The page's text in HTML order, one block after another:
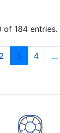
of 184 entries.
Page
2 Page
3 Page
4 ...